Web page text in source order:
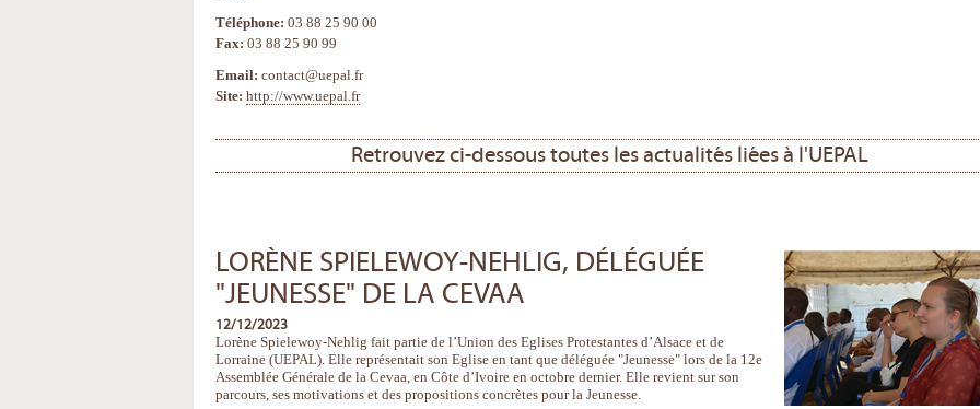
Téléphone: 03 88 25 90 00
Fax: 03 88 25 90 99
Email: contact@uepal.fr
Site: http://www.uepal.fr
Retrouvez ci-dessous toutes les actualités liées à l'UEPAL
LORÈNE SPIELEWOY-NEHLIG, DÉLÉGUÉE
"JEUNESSE" DE LA CEVAA
12/12/2023
Lorène Spielewoy-Nehlig fait partie de l’Union des Eglises Protestantes d’Alsace et de
Lorraine (UEPAL). Elle représentait son Eglise en tant que déléguée "Jeunesse" lors de la 12e
Assemblée Générale de la Cevaa, en Côte d’Ivoire en octobre dernier. Elle revient sur son
parcours, ses motivations et des propositions concrètes pour la Jeunesse.